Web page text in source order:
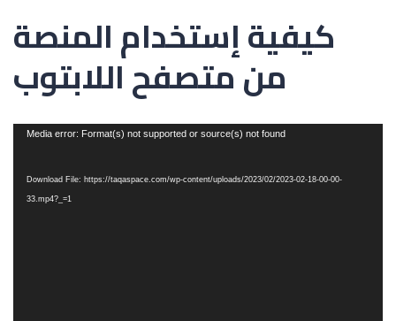
كيفية إستخدام المنصة
من متصفح اللابتوب
Video
Media error: Format(s) not supported or source(s) not found
Download File: https://taqaspace.com/wp-content/uploads/2023/02/2023-02-18-00-00-
33.mp4?_=1